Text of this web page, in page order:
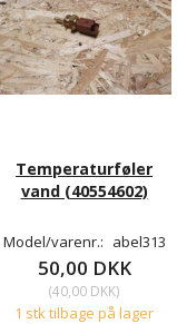
Temperaturføler
vand (40554602)
Model/varenr.: abel313
50,00 DKK
(40,00 DKK)
1 stk tilbage på lager